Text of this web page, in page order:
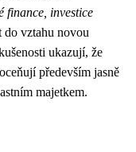
finance, investice
do vztahu novou
ukazují, že
především jasně
majetkem.